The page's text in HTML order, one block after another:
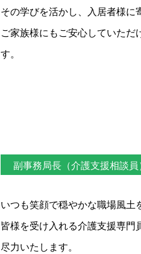
その学びを活かし、入居者様に
ご家族様にもご安心していただ
す。
副事務局長（介護支援相談
いつも笑顔で穏やかな職場風土
皆様を受け入れる介護支援専門
尽力いたします。